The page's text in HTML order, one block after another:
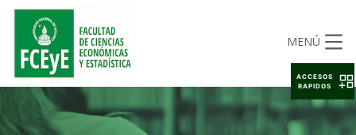
MENÚ
ACCESOS
RAPIDOS